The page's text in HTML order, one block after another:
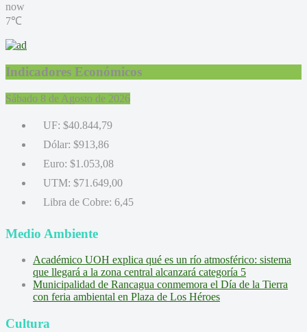
now
7℃
Indicadores Económicos
Sábado 8 de Agosto de 2026
UF: $40.844,79
Dólar: $913,86
Euro: $1.053,08
UTM: $71.649,00
Libra de Cobre: 6,45
Medio Ambiente
Académico UOH explica qué es un río atmosférico: sistema
que llegará a la zona central alcanzará categoría 5
Municipalidad de Rancagua conmemora el Día de la Tierra
con feria ambiental en Plaza de Los Héroes
Cultura